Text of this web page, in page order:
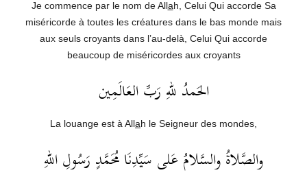
Je commence par le nom de Allah, Celui Qui accorde Sa
miséricorde à toutes les créatures dans le bas monde mais
aux seuls croyants dans l’au-delà, Celui Qui accorde
beaucoup de miséricordes aux croyants
الحَمدُ للهِ رَبِّ العَالَمِين
La louange est à Allah le Seigneur des mondes,
والصَّلاةُ والسَّلامُ عَلى سَيِّدِنَا مُحَمَّدٍ رَسُولِ اللهِ